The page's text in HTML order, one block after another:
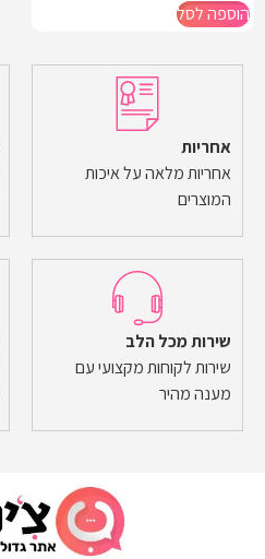
הוספה לסל
אחריות
אחריות מלאה על איכות
המוצרים
שירות מכל הלב
שירות לקוחות מקצועי עם
מענה מהיר